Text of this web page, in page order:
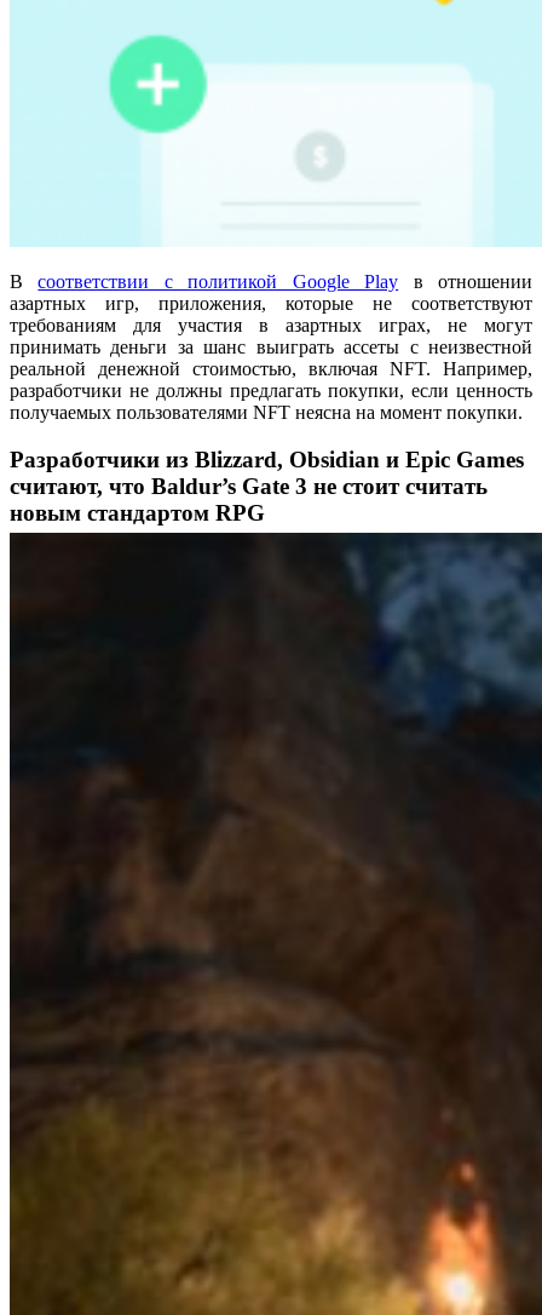
Всоответствии с политикой Google Play в отношении
азартных игр, приложения, которые не соответствуют
требованиям для участия в азартных играх, не могут
принимать деньги за шанс выиграть ассеты с неизвестной
реальной денежной стоимостью, включая NFT. Например,
разработчики не должны предлагать покупки, если ценность
получаемых пользователями NFT неясна на момент покупки.
Разработчики из Blizzard, Obsidian и Epic Games
считают, что Baldur’s Gate 3 не стоит считать
новым стандартом RPG